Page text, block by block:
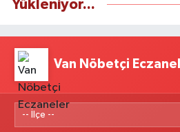
Yükleniyor...
Van Nöbetçi